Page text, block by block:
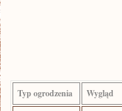
Typ ogrodzenia Wygląd